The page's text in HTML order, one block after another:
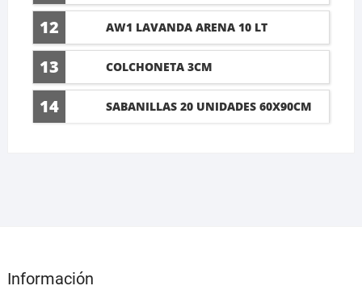
12 AW1 LAVANDA ARENA 10 LT
13 COLCHONETA 3CM
14 SABANILLAS 20 UNIDADES 60X90CM
Información